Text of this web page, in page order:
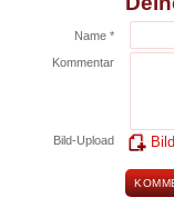
Name *
Kommentar
Bild-Upload